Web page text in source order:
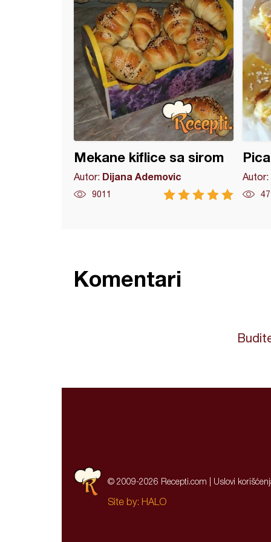
Mekane kiflice sa sirom
Autor: Dijana Ademovic
9011
Autor:
Komentari
© 2009-2026 Recepti.com | Uslovi
Site by: HALO